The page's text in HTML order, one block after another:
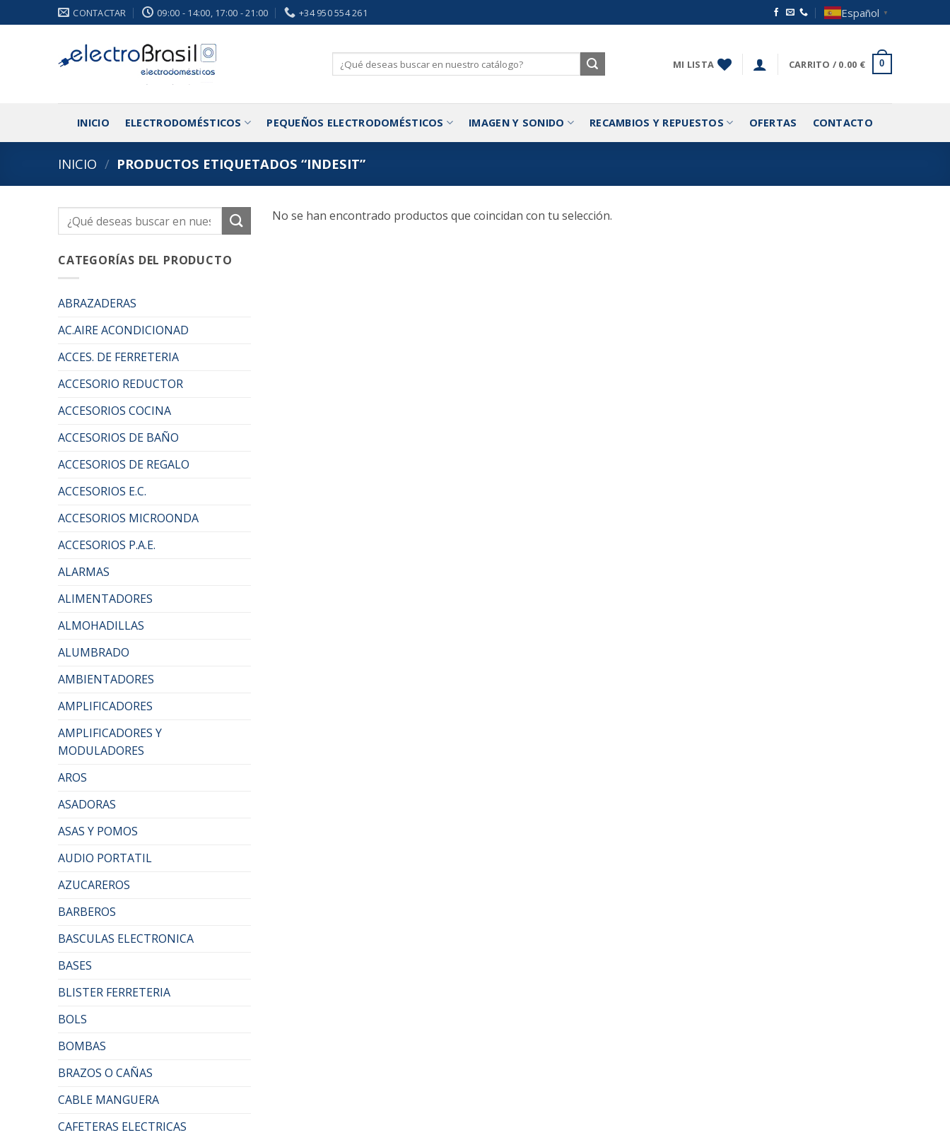
al
CONTACTAR 09:00 - 14:00, 17:00 - 21:00 +34 950 554 261 Español ▼
Buscar
por:
MI LISTA CARRITO / 0.00 € 0
INICIO ELECTRODOMÉSTICOS PEQUEÑOS ELECTRODOMÉSTICOS IMAGEN Y SONIDO RECAMBIOS Y REPUESTOS OFERTAS CONTACTO
INICIO / PRODUCTOS ETIQUETADOS “INDESIT”
Buscar
por:
CATEGORÍAS DEL PRODUCTO
ABRAZADERAS
AC.AIRE ACONDICIONAD
ACCES. DE FERRETERIA
ACCESORIO REDUCTOR
ACCESORIOS COCINA
ACCESORIOS DE BAÑO
ACCESORIOS DE REGALO
ACCESORIOS E.C.
ACCESORIOS MICROONDA
ACCESORIOS P.A.E.
ALARMAS
ALIMENTADORES
ALMOHADILLAS
ALUMBRADO
AMBIENTADORES
AMPLIFICADORES
AMPLIFICADORES Y
MODULADORES
AROS
ASADORAS
ASAS Y POMOS
AUDIO PORTATIL
AZUCAREROS
BARBEROS
BASCULAS ELECTRONICA
BASES
BLISTER FERRETERIA
BOLS
BOMBAS
BRAZOS O CAÑAS
CABLE MANGUERA
CAFETERAS ELECTRICAS
No se han encontrado productos que coincidan con tu selección.